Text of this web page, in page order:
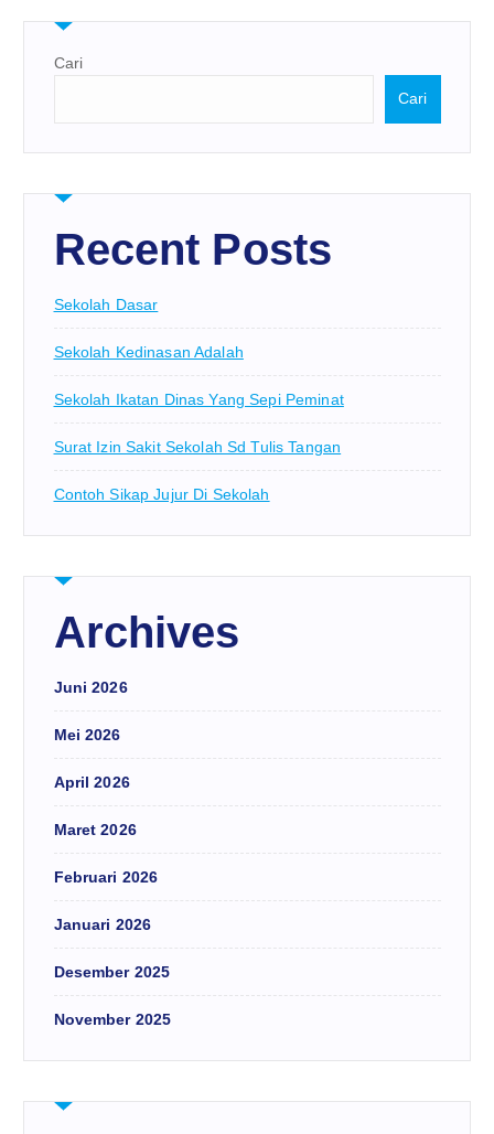
Cari
Cari
Recent Posts
Sekolah Dasar
Sekolah Kedinasan Adalah
Sekolah Ikatan Dinas Yang Sepi Peminat
Surat Izin Sakit Sekolah Sd Tulis Tangan
Contoh Sikap Jujur Di Sekolah
Archives
Juni 2026
Mei 2026
April 2026
Maret 2026
Februari 2026
Januari 2026
Desember 2025
November 2025